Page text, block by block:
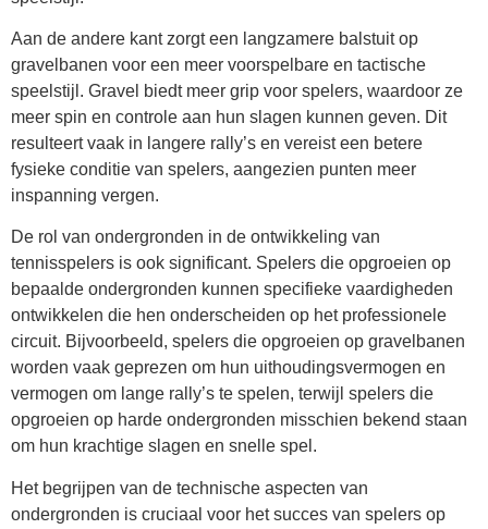
Aan de andere kant zorgt een langzamere balstuit op
gravelbanen voor een meer voorspelbare en tactische
speelstijl. Gravel biedt meer grip voor spelers, waardoor ze
meer spin en controle aan hun slagen kunnen geven. Dit
resulteert vaak in langere rally’s en vereist een betere
fysieke conditie van spelers, aangezien punten meer
inspanning vergen.
De rol van ondergronden in de ontwikkeling van
tennisspelers is ook significant. Spelers die opgroeien op
bepaalde ondergronden kunnen specifieke vaardigheden
ontwikkelen die hen onderscheiden op het professionele
circuit. Bijvoorbeeld, spelers die opgroeien op gravelbanen
worden vaak geprezen om hun uithoudingsvermogen en
vermogen om lange rally’s te spelen, terwijl spelers die
opgroeien op harde ondergronden misschien bekend staan
om hun krachtige slagen en snelle spel.
Het begrijpen van de technische aspecten van
ondergronden is cruciaal voor het succes van spelers op